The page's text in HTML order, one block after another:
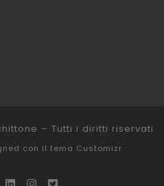
– Tutti i diritti riservati
con il tema Customizr